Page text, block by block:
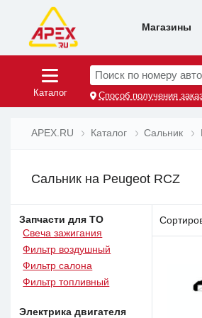
Магазины
Каталог
Поиск по номеру
Способ получения
APEX.RU Каталог Сальник
Сальник на Peugeot RCZ
Запчасти для ТО
Свеча зажигания
Фильтр воздушный
Фильтр салона
Фильтр топливный
Электрика двигателя